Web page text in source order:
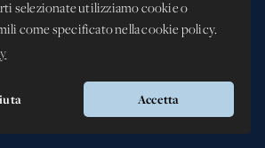
selezionate utilizziamo cookie o
come specificato nella cookie policy.
Accetta